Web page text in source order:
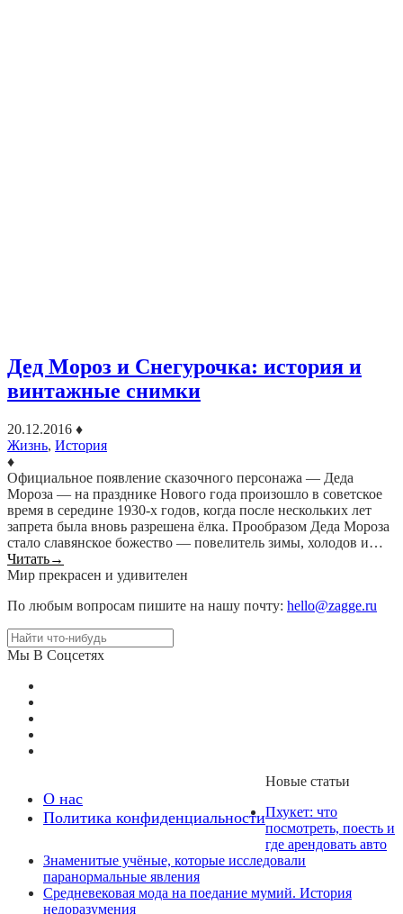
Дед Мороз и Снегурочка: история и
винтажные снимки
20.12.2016 ♦
Жизнь, История
♦
Официальное появление сказочного персонажа — Деда
Мороза — на празднике Нового года произошло в советское
время в середине 1930-х годов, когда после нескольких лет
запрета была вновь разрешена ёлка. Прообразом Деда Мороза
стало славянское божество — повелитель зимы, холодов и…
Читать→
Мир прекрасен и удивителен
По любым вопросам пишите на нашу почту: hello@zagge.ru
Мы В Соцсетях
О нас
Политика конфиденциальности
Новые статьи
Пхукет: что
посмотреть, поесть и
где арендовать авто
Знаменитые учёные, которые исследовали
паранормальные явления
Средневековая мода на поедание мумий. История
недоразумения